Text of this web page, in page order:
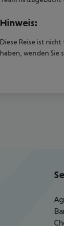
Hinweis:
Diese Reise ist
haben, wenden Sie